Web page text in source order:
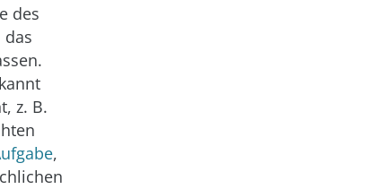
des
z. B.
,